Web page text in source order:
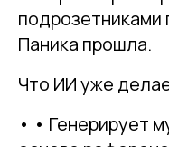
Паника прошла.
Что ИИ уже
• • Генерирует